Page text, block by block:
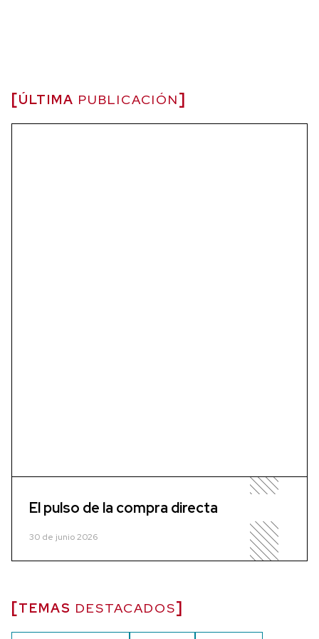
ÚLTIMA PUBLICACIÓN
El pulso de la compra directa
30 de junio 2026
TEMAS DESTACADOS